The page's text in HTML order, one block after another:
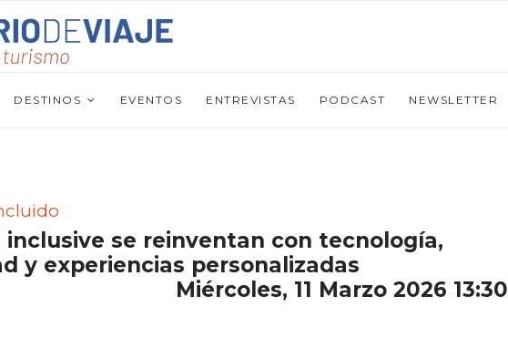
DESTINOS EVENTOS ENTREVISTAS PODCAST NEWSLETTER
inclusive se reinventan con tecnología,
y experiencias personalizadas
Miércoles, 11 Marzo 2026 13:30